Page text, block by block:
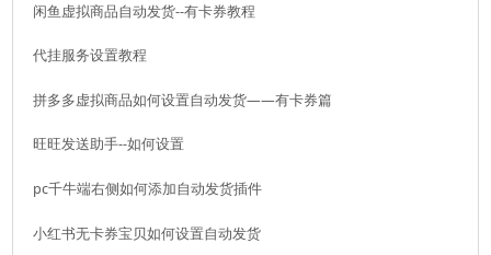
闲鱼虚拟商品自动发货--有卡券教程
代挂服务设置教程
拼多多虚拟商品如何设置自动发货——有卡券篇
旺旺发送助手--如何设置
pc千牛端右侧如何添加自动发货插件
小红书无卡券宝贝如何设置自动发货